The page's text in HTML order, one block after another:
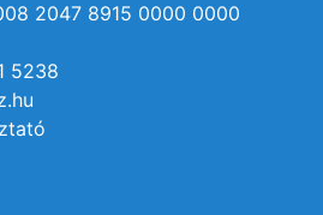
2047 8915 0000 0000
5238